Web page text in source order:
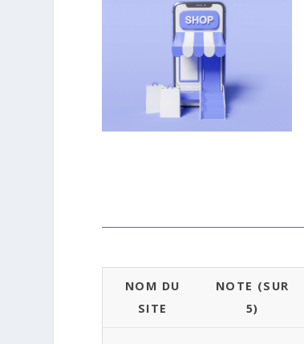
NOM DU
SITE
NOTE (SUR
5)